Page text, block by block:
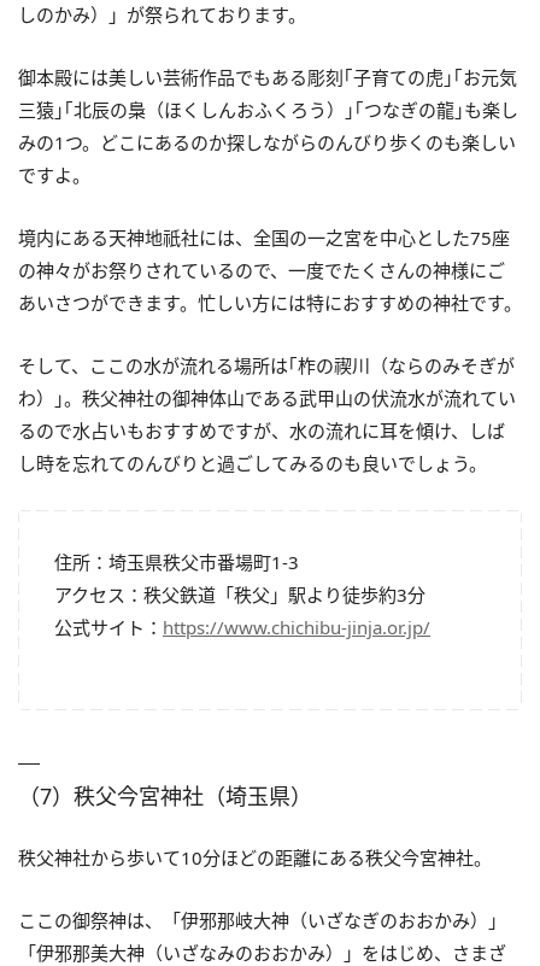
しのかみ）」が祭られております。
御本殿には美しい芸術作品でもある彫刻｢子育ての虎｣｢お元気
三猿｣｢北辰の梟（ほくしんおふくろう）｣｢つなぎの龍｣も楽し
みの1つ。どこにあるのか探しながらのんびり歩くのも楽しい
ですよ。
境内にある天神地祇社には、全国の一之宮を中心とした75座
の神々がお祭りされているので、一度でたくさんの神様にご
あいさつができます。忙しい方には特におすすめの神社です。
そして、ここの水が流れる場所は｢柞の禊川（ならのみそぎが
わ）｣。秩父神社の御神体山である武甲山の伏流水が流れてい
るので水占いもおすすめですが、水の流れに耳を傾け、しば
し時を忘れてのんびりと過ごしてみるのも良いでしょう。
住所：埼玉県秩父市番場町1-3
アクセス：秩父鉄道「秩父」駅より徒歩約3分
公式サイト： https://www.chichibu-jinja.or.jp/
（7）秩父今宮神社（埼玉県）
秩父神社から歩いて10分ほどの距離にある秩父今宮神社。
ここの御祭神は、「伊邪那岐大神（いざなぎのおおかみ）」
「伊邪那美大神（いざなみのおおかみ）」をはじめ、さまざ